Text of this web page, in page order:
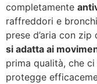
completamente
raffreddori e
prese d’aria con zip
si adatta ai
prima qualità, che
protegge